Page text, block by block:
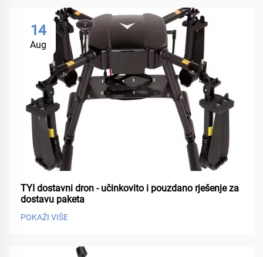
14
Aug
TYI dostavni dron - učinkovito i pouzdano rješenje za
dostavu paketa
POKAŽI VIŠE